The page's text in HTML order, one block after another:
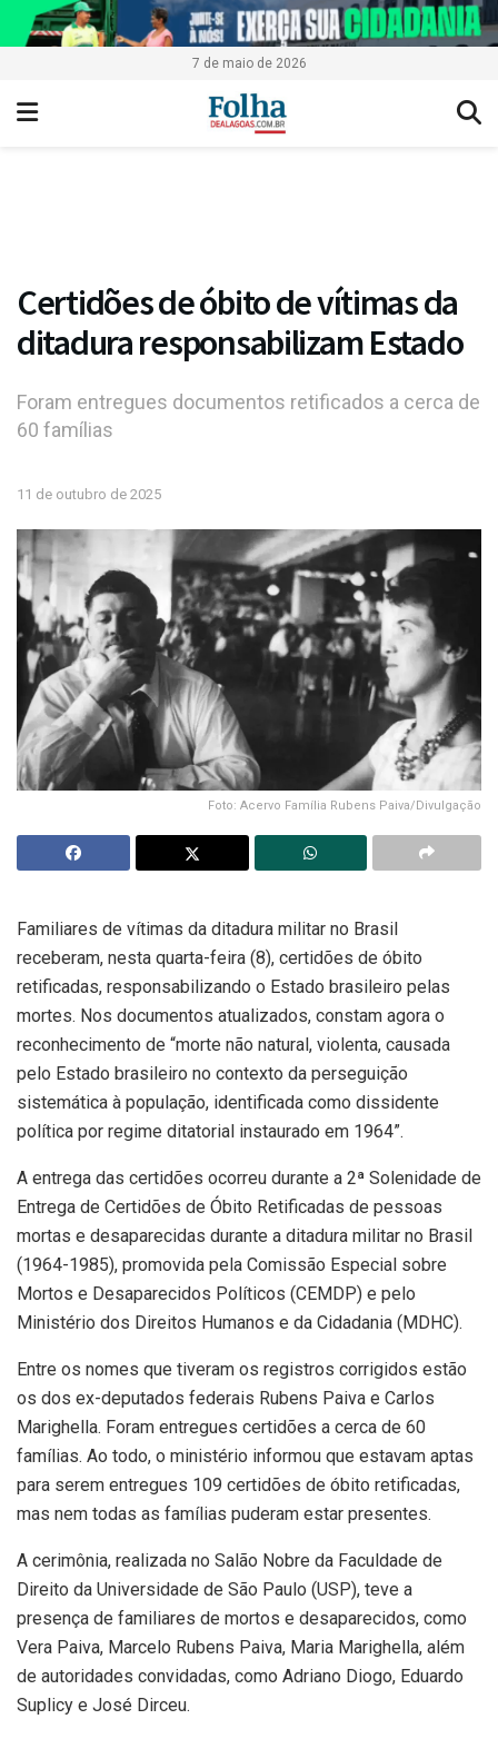
7 de maio de 2026
Certidões de óbito de vítimas da
ditadura responsabilizam Estado
Foram entregues documentos retificados a cerca de
60 famílias
11 de outubro de 2025
Foto: Acervo Família Rubens Paiva/Divulgação
Familiares de vítimas da ditadura militar no Brasil
receberam, nesta quarta-feira (8), certidões de óbito
retificadas, responsabilizando o Estado brasileiro pelas
mortes. Nos documentos atualizados, constam agora o
reconhecimento de “morte não natural, violenta, causada
pelo Estado brasileiro no contexto da perseguição
sistemática à população, identificada como dissidente
política por regime ditatorial instaurado em 1964”.
A entrega das certidões ocorreu durante a 2ª Solenidade de
Entrega de Certidões de Óbito Retificadas de pessoas
mortas e desaparecidas durante a ditadura militar no Brasil
(1964-1985), promovida pela Comissão Especial sobre
Mortos e Desaparecidos Políticos (CEMDP) e pelo
Ministério dos Direitos Humanos e da Cidadania (MDHC).
Entre os nomes que tiveram os registros corrigidos estão
os dos ex-deputados federais Rubens Paiva e Carlos
Marighella. Foram entregues certidões a cerca de 60
famílias. Ao todo, o ministério informou que estavam aptas
para serem entregues 109 certidões de óbito retificadas,
mas nem todas as famílias puderam estar presentes.
A cerimônia, realizada no Salão Nobre da Faculdade de
Direito da Universidade de São Paulo (USP), teve a
presença de familiares de mortos e desaparecidos, como
Vera Paiva, Marcelo Rubens Paiva, Maria Marighella, além
de autoridades convidadas, como Adriano Diogo, Eduardo
Suplicy e José Dirceu.